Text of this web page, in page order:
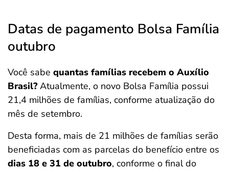
Datas de pagamento Bolsa Família
outubro
Você sabe quantas famílias recebem o Auxílio
Brasil?Atualmente, o novo Bolsa Família possui
21,4 milhões de famílias, conforme atualização do
mês de setembro.
Desta forma, mais de 21 milhões de famílias serão
beneficiadas com as parcelas do benefício entre os
dias 18 e 31 de outubro, conforme o final do